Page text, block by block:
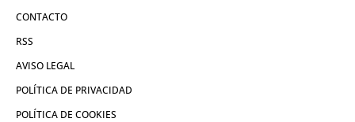
CONTACTO
RSS
AVISO LEGAL
POLÍTICA DE PRIVACIDAD
POLÍTICA DE COOKIES